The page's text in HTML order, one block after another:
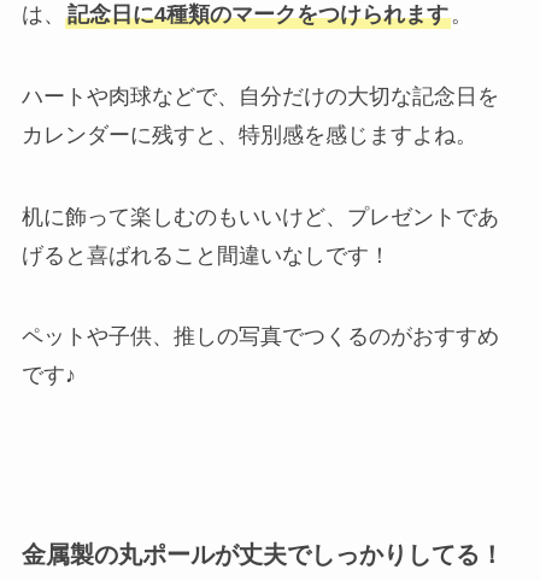
は、 記念日に4種類のマークをつけられます。
ハートや肉球などで、自分だけの大切な記念日を
カレンダーに残すと、特別感を感じますよね。
机に飾って楽しむのもいいけど、プレゼントであ
げると喜ばれること間違いなしです！
ペットや子供、推しの写真でつくるのがおすすめ
です♪
金属製の丸ポールが丈夫でしっかりしてる！